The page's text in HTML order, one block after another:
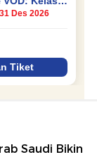
Saudi Bikin